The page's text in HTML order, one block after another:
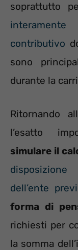
soprattutto
contributivo
sono
durante la
Ritornando
l’esatto
simulare il
dell’ente
forma di
richiesti per
la somma